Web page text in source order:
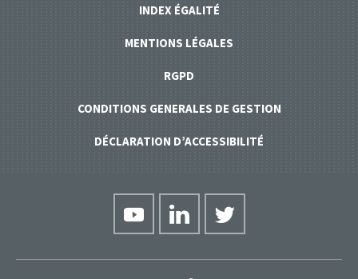
INDEX ÉGALITÉ
MENTIONS LÉGALES
RGPD
CONDITIONS GENERALES DE GESTION
DÉCLARATION D’ACCESSIBILITÉ